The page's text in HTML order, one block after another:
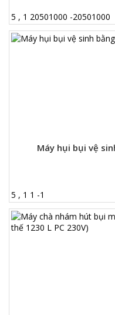
5 , 1 20501000 -20501000
Máy hụi bụi vệ
5 , 1 1 -1